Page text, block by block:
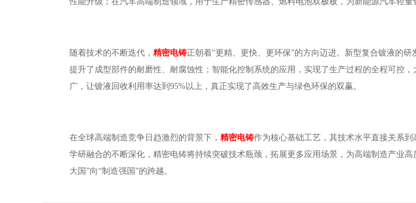
随着技术的不断迭代， 精密电铸正朝着“更精、更快、更环保”的方向迈进。新型复合镀液的
提升了成型部件的耐磨性、耐腐蚀性；智能化控制系统的应用，实现了生产过程的全程可控
广，让镀液回收利用率达到95%以上，真正实现了高效生产与绿色环保的双赢。
在全球高端制造竞争日趋激烈的背景下， 精密电铸作为核心基础工艺，其技术水平直接关系
学研融合的不断深化，精密电铸将持续突破技术瓶颈，拓展更多应用场景，为高端制造产业
大国”向“制造强国”的跨越。